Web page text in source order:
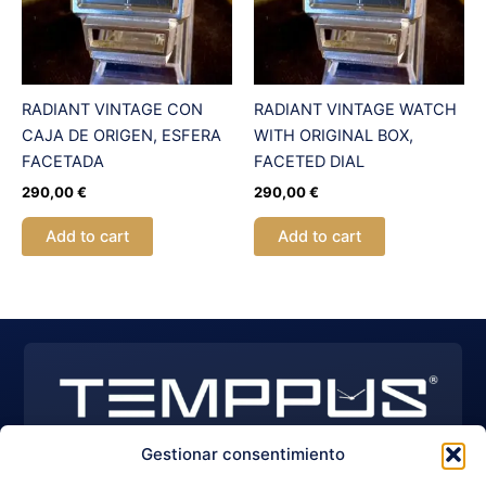
Gestionar consentimiento
RADIANT VINTAGE CON
CAJA DE ORIGEN, ESFERA
FACETADA
290,00€
Add to cart
RADIANT VINTAGE WATCH
WITH ORIGINAL BOX,
FACETED DIAL
290,00€
Add to cart
EXPLORE WATCHES